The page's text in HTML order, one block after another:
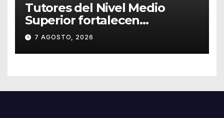
Tutores del Nivel Medio
Superior fortalecen
estrategias para la
prevención de la violencia en
el noviazgo
7 AGOSTO, 2026